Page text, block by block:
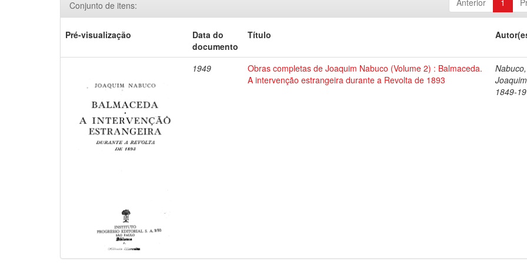
Anterior 1
Conjunto de itens:
Pré-visualização
Data do
documento
Título
1949
Obras completas de Joaquim Nabuco (Volume 2) : Balmaceda.
A intervenção estrangeira durante a Revolta de 1893
Nabuco,
1849-